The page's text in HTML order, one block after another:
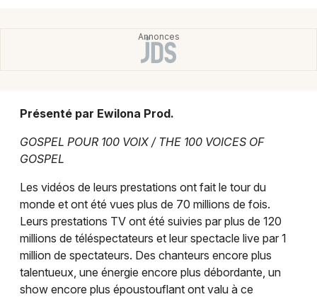
Reggae dans le Calvados
Newsletter des sorties
Artistes en tournée
Actus à Caen
Présenté par Ewilona Prod.
GOSPEL POUR 100 VOIX / THE 100 VOICES OF
GOSPEL
Les vidéos de leurs prestations ont fait le tour du
monde et ont été vues plus de 70 millions de fois.
Leurs prestations TV ont été suivies par plus de 120
millions de téléspectateurs et leur spectacle live par 1
million de spectateurs. Des chanteurs encore plus
talentueux, une énergie encore plus débordante, un
show encore plus époustouflant ont valu à ce